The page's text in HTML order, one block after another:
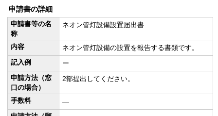
申請書の詳細
申請書等の名
称
ネオン管灯設備設置届出書
内容
ネオン管灯設備の設置を報告する書類です。
記入例
ー
申請方法（窓
口の場合）
2部提出してください。
手数料
—